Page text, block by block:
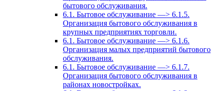
бытового обслуживания.
6.1. Бытовое обслуживание —> 6.1.5.
Организация бытового обслуживания в
крупных предприятиях торговли.
6.1. Бытовое обслуживание —> 6.1.6.
Организация малых предприятий бытового
обслуживания.
6.1. Бытовое обслуживание —> 6.1.7.
Организация бытового обслуживания в
районах новостройках.